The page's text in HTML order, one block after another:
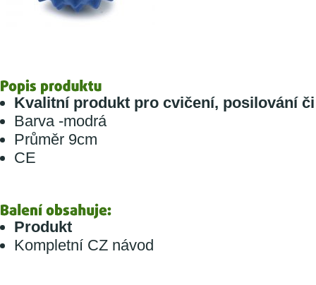
Kvalitní produkt pro cvičení, posilování
Barva -modrá
Průměr 9cm
CE
Produkt
Kompletní CZ návod